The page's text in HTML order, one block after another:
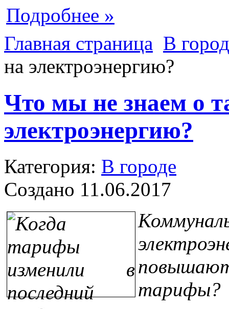
Подробнее »
Главная страница В
на электроэнергию?
Что мы не знаем о
электроэнергию?
Категория: В городе
Создано 11.06.2017
тарифы?